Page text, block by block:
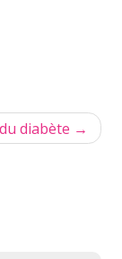
diabète